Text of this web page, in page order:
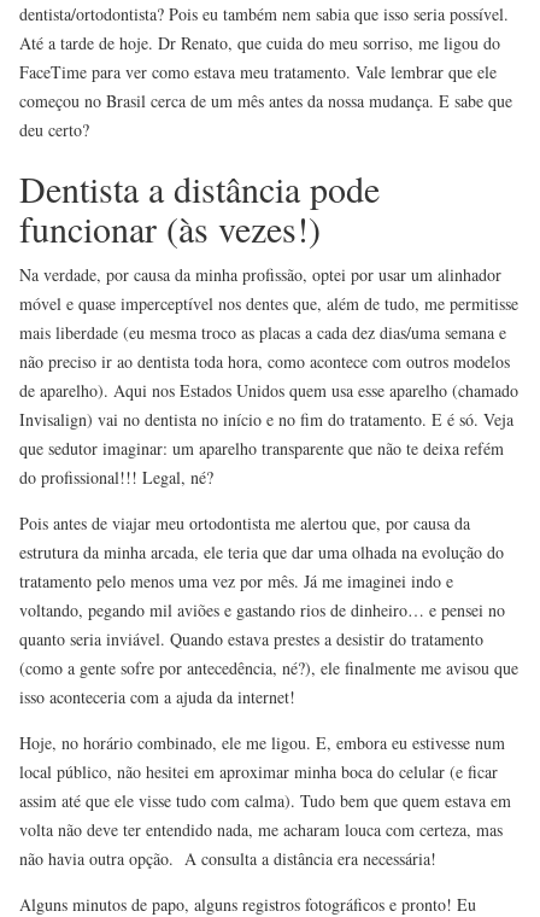
dentista/ortodontista? Pois eu também nem sabia que isso seria possível.
Até a tarde de hoje. Dr Renato, que cuida do meu sorriso, me ligou do
FaceTime para ver como estava meu tratamento. Vale lembrar que ele
começou no Brasil cerca de um mês antes da nossa mudança. E sabe que
deu certo?
Dentista a distância pode
funcionar (às vezes!)
Na verdade, por causa da minha profissão, optei por usar um alinhador
móvel e quase imperceptível nos dentes que, além de tudo, me permitisse
mais liberdade (eu mesma troco as placas a cada dez dias/uma semana e
não preciso ir ao dentista toda hora, como acontece com outros modelos
de aparelho). Aqui nos Estados Unidos quem usa esse aparelho (chamado
Invisalign) vai no dentista no início e no fim do tratamento. E é só. Veja
que sedutor imaginar: um aparelho transparente que não te deixa refém
do profissional!!! Legal, né?
Pois antes de viajar meu ortodontista me alertou que, por causa da
estrutura da minha arcada, ele teria que dar uma olhada na evolução do
tratamento pelo menos uma vez por mês. Já me imaginei indo e
voltando, pegando mil aviões e gastando rios de dinheiro… e pensei no
quanto seria inviável. Quando estava prestes a desistir do tratamento
(como a gente sofre por antecedência, né?), ele finalmente me avisou que
isso aconteceria com a ajuda da internet!
Hoje, no horário combinado, ele me ligou. E, embora eu estivesse num
local público, não hesitei em aproximar minha boca do celular (e ficar
assim até que ele visse tudo com calma). Tudo bem que quem estava em
volta não deve ter entendido nada, me acharam louca com certeza, mas
não havia outra opção. A consulta a distância era necessária!
Alguns minutos de papo, alguns registros fotográficos e pronto! Eu